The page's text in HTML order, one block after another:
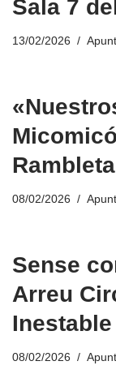
Sala 7
13/02/2026
Rambleta
08/02/2026
Sense
Arreu
Inestable
08/02/2026